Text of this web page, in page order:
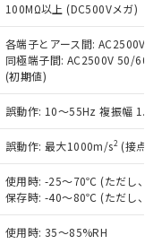
100MΩ以上 (DC500Vメガ)
各端子とアース間: AC2500V
同極端子間: AC2500V 50/
(初期値)
誤動作: 10～55Hz 複振幅
誤動作: 最大1000m/s2 (接点
使用時: -25～70℃ (ただし、氷
保存時: -40～80℃ (ただし、氷
使用時: 35～85%RH
品の中には、
る商品もある
照会結果は、
での社内デー
のであり、閲
在庫および標
あることをご
準価格はお客
客様担当のオ
当社販売員に
形物で、有
す。
部品として
た場合などや
す。
以下、 カド
(2-エチルヘキシ
、フタル酸ブチ
タル酸ジブチル
イソブチル
す。
中国RoHSの
ます。
部門へお問
：
、 Cd(カドミウ
ポリ臭化ビフェ
ジフェニルエーテ
DIBP(フタル酸ジ
ブチルベンジ
のうち、外国
定める商品
う）を輸出
場合は、日本
役務取引許
る場合は、完
に輸出されな
ます。
り
が在庫あり